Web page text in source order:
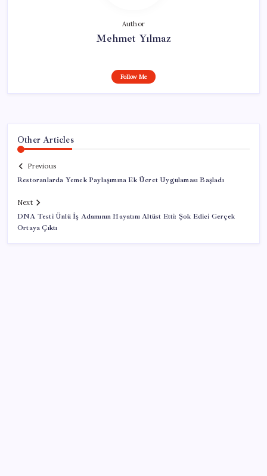
Author
Mehmet Yılmaz
Follow Me
Other Articles
Previous
Restoranlarda Yemek Paylaşımına Ek Ücret Uygulaması Başladı
Next
DNA Testi Ünlü İş Adamının Hayatını Altüst Etti: Şok Edici Gerçek
Ortaya Çıktı